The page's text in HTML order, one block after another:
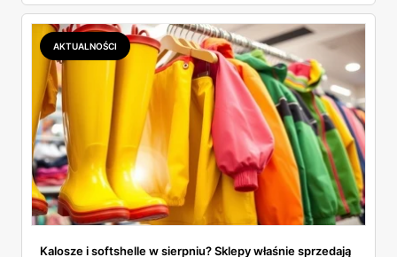
kosztuje i po czym poznać, że sprzedawca nie wciska nam
podróbki. Spisałam wszystko, czego się dowiedziałam —
łącznie z jedną wpadką, o której za chwilę.
AKTUALNOŚCI
Kalosze i softshelle w sierpniu? Sklepy właśnie sprzedają